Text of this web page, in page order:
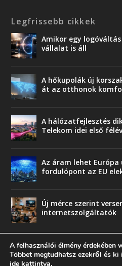
Legfrissebb cikkek
Amikor egy
vállalat is áll
A hőkupolák új
át az otthonok
A hálózatfejlesztés
Telekom idei első
Az áram lehet Európa
fordulópont az EU
Új mérce szerint
internetszolgáltatók
A felhasználói élmény érdekében
Többet megtudhatsz ezekről és
ide kattintva.